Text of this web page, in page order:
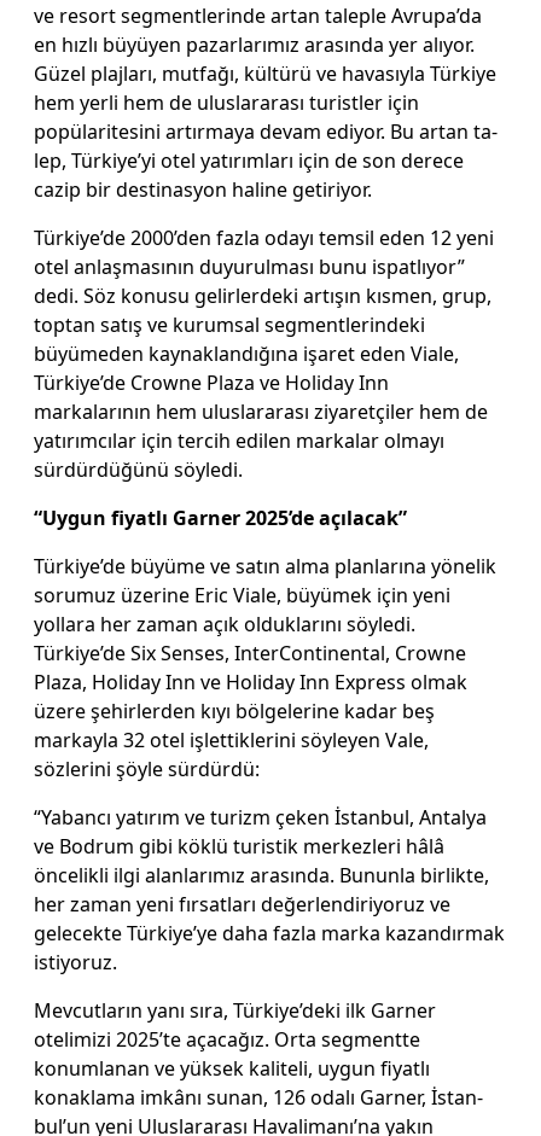
ve resort segmentle­rinde artan taleple Avrupa’da
en hızlı büyüyen pazarları­mız arasında yer alıyor.
Güzel plajları, mutfağı, kültürü ve havasıyla Türkiye
hem yerli hem de uluslararası turistler için
popülaritesini artırma­ya devam ediyor. Bu artan ta­
lep, Türkiye’yi otel yatırımla­rı için de son derece
cazip bir destinasyon haline getiriyor.
Türkiye’de 2000’den fazla odayı temsil eden 12 yeni
otel anlaşmasının duyurulma­sı bunu ispatlıyor”
dedi. Söz konusu gelirlerdeki artışın kısmen, grup,
toptan satış ve kurumsal segmentlerindeki
büyümeden kaynaklandığına işaret eden Viale,
Türkiye’de Crowne Plaza ve Holiday Inn
markalarının hem uluslara­rası ziyaretçiler hem de
ya­tırımcılar için tercih edilen markalar olmayı
sürdürdü­ğünü söyledi.
“Uygun fiyatlı Garner 2025’de açılacak”
Türkiye’de büyüme ve satın alma planlarına yönelik
soru­muz üzerine Eric Viale, büyü­mek için yeni
yollara her za­man açık olduklarını söyledi.
Türkiye’de Six Senses, Inter­Continental, Crowne
Plaza, Holiday Inn ve Holiday Inn Express olmak
üzere şehir­lerden kıyı bölgelerine kadar beş
markayla 32 otel işlettik­lerini söyleyen Vale,
sözlerini şöyle sürdürdü:
“Yabancı yatırım ve turizm çeken İstanbul, Antalya
ve Bodrum gibi köklü turistik merkezleri hâlâ
öncelikli ilgi alanlarımız arasında. Bunun­la birlikte,
her zaman yeni fır­satları değerlendiriyoruz ve
gelecekte Türkiye’ye daha fazla marka kazandırmak
is­tiyoruz.
Mevcutların yanı sı­ra, Türkiye’deki ilk Garner
otelimizi 2025’te açacağız. Orta segmentte
konumlanan ve yüksek kaliteli, uygun fi­yatlı
konaklama imkânı su­nan, 126 odalı Garner, İstan­
bul’un yeni Uluslararası Ha­valimanı’na yakın